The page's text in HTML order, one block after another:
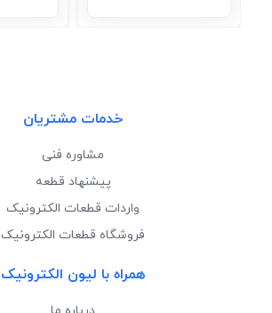
خدمات مشتریان
مشاوره فنی
پیشنهاد قطعه
واردات قطعات الکترونیک
فروشگاه قطعات الکترونیک
همراه با لیون الکترونیک